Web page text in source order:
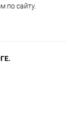
по сайту.